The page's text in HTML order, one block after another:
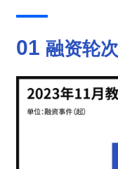
01 融资轮次